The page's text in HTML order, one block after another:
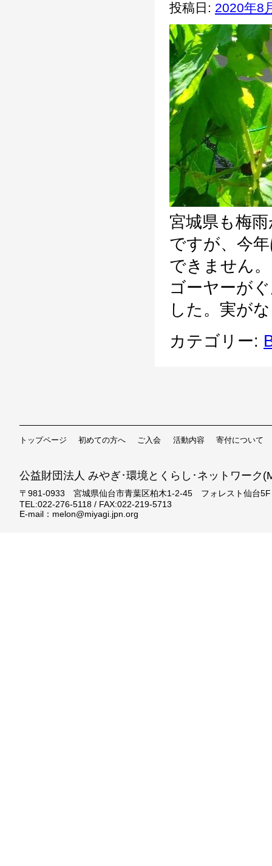
投稿日: 2020年8
宮城県も梅
ですが、今
できません
ゴーヤーが
した。実が
カテゴリー:
トップページ 初めての方へ ご入会 活動内容 寄付について
公益財団法人 みやぎ･環境とくらし･ネットワーク
〒981-0933 宮城県仙台市青葉区柏木1-2-45 フォレスト仙台5F
TEL:022-276-5118 / FAX:022-219-5713
E-mail：melon@miyagi.jpn.org